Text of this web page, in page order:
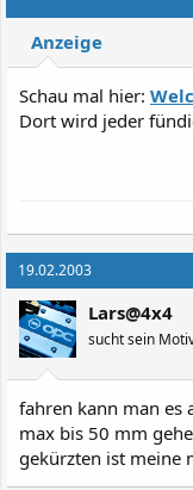
Anzeige
Schau mal hier:
Dort wird jeder
19.02.2003
Lars@4x4
sucht sein
fahren kann man es
max bis 50 mm
gekürzten ist meine